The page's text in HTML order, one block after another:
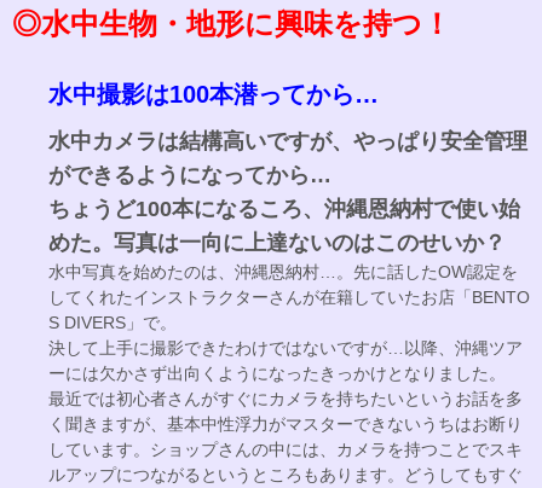
◎水中生物・地形に興味を持つ！
水中撮影は100本潜ってから…
水中カメラは結構高いですが、やっぱり安全管理
ができるようになってから…
ちょうど100本になるころ、沖縄恩納村で使い始
めた。写真は一向に上達ないのはこのせいか？
水中写真を始めたのは、沖縄恩納村…。先に話したOW認定を
してくれたインストラクターさんが在籍していたお店「BENTO
S DIVERS」で。
決して上手に撮影できたわけではないですが…以降、沖縄ツア
ーには欠かさず出向くようになったきっかけとなりました。
最近では初心者さんがすぐにカメラを持ちたいというお話を多
く聞きますが、基本中性浮力がマスターできないうちはお断り
しています。ショップさんの中には、カメラを持つことでスキ
ルアップにつながるというところもあります。どうしてもすぐ